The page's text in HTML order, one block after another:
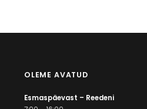
OLEME AVATUD
Esmaspäevast – Reedeni